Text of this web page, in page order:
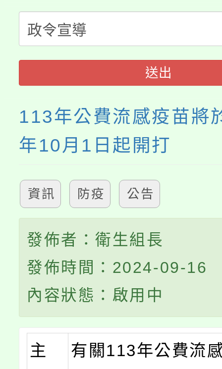
半價優惠，詳情可洽有
者。
份教師增能研習
大溪自造教育及科技中
份教師研習
淨零綠生活教案入校路
會
115年食農教育專業人
程
送出
113年公費流感疫苗將
年10月1日起開打
資訊 防疫 公告
發佈者：衛生組長
發佈時間：2024-09-16
內容狀態：啟用中
主
有關113年公費流